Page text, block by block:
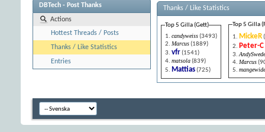
Thanks / Like Statistics
Top 5 Gilla (Gett)
candyweiss(3493)
Marcus(1889)
vfr(1541)
matsola(839)
Mattias(725)
Top 5 Gilla
MickeR
Peter-C
AndySwede
Marcus
mangewide
DBTech - Post Thanks
Actions
Hottest Threads / Posts
Thanks / Like Statistics
Entries